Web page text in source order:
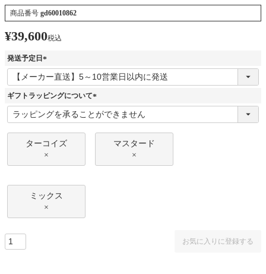
商品番号 gd60010862
¥39,600税込
発送予定日
(
必
須
ギフトラッピングについて
(
必
ターコイズ
×
マスタード
×
ミックス
×
お気に入りに登録する